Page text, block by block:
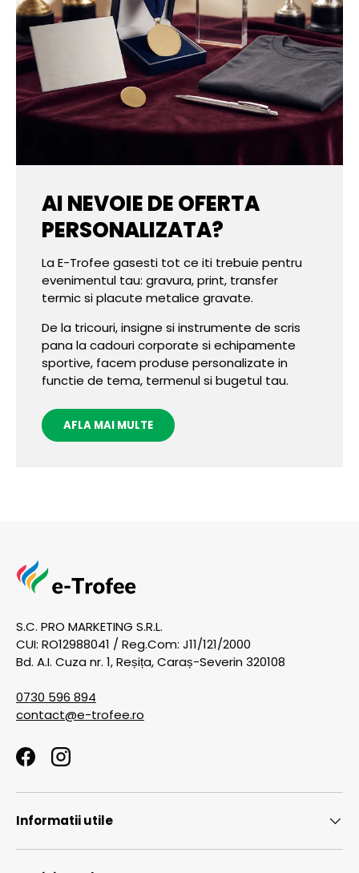
AI NEVOIE DE OFERTA
PERSONALIZATA?
La E-Trofee gasesti tot ce iti trebuie pentru
evenimentul tau: gravura, print, transfer
termic si placute metalice gravate.
De la tricouri, insigne si instrumente de scris
pana la cadouri corporate si echipamente
sportive, facem produse personalizate in
functie de tema, termenul si bugetul tau.
AFLA MAI MULTE
S.C. PRO MARKETING S.R.L.
CUI: RO12988041 / Reg.Com: J11/121/2000
Bd. A.I. Cuza nr. 1, Reșița, Caraș-Severin 320108
0730 596 894
contact@e-trofee.ro
FacebookInstagram
Informatii utile